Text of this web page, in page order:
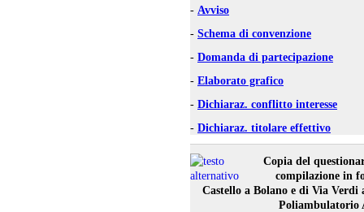
- Avviso
- Schema di convenzione
- Domanda di partecipazione
- Elaborato grafico
- Dichiaraz. conflitto interesse
- Dichiaraz. titolare effettivo
Copia del
compilazione in
Castello a Bolano e di Via
Poliambulatorio